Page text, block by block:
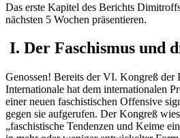
Das erste Kapitel des Berichts
nächsten 5 Wochen präsentieren.
I. Der Faschismus und
Genossen! Bereits der VI. Kongreß der
Internationale hat dem internationalen
einer neuen faschistischen Offensive
gegen sie aufgerufen. Der Kongreß
„faschistische Tendenzen und Keime